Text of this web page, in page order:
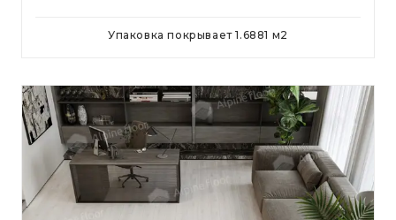
Упаковка покрывает1.6881 м2